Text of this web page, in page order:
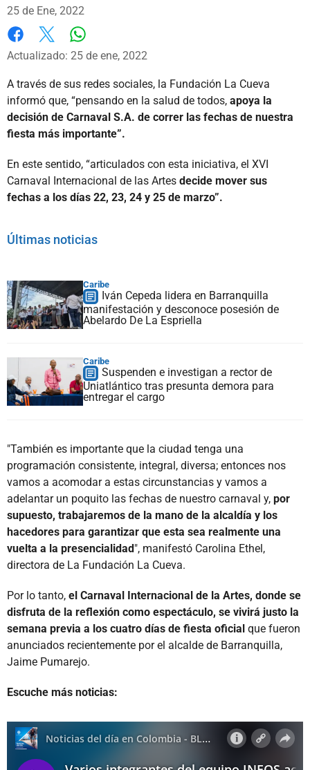
25 de Ene, 2022
Facebook
X
Actualizado: 25 de ene, 2022
A través de sus redes sociales, la Fundación La Cueva
informó que, “pensando en la salud de todos, apoya la
decisión de Carnaval S.A. de correr las fechas de nuestra
fiesta más importante”.
En este sentido, “articulados con esta iniciativa, el XVI
Carnaval Internacional de las Artes decide mover sus
fechas a los días 22, 23, 24 y 25 de marzo”.
Últimas noticias
Caribe
Iván Cepeda lidera en Barranquilla
manifestación y desconoce posesión de
Abelardo De La Espriella
Caribe
Suspenden e investigan a rector de
Uniatlántico tras presunta demora para
entregar el cargo
"También es importante que la ciudad tenga una
programación consistente, integral, diversa; entonces nos
vamos a acomodar a estas circunstancias y vamos a
adelantar un poquito las fechas de nuestro carnaval y, por
supuesto, trabajaremos de la mano de la alcaldía y los
hacedores para garantizar que esta sea realmente una
vuelta a la presencialidad", manifestó Carolina Ethel,
directora de La Fundación La Cueva.
Por lo tanto, el Carnaval Internacional de la Artes, donde se
disfruta de la reflexión como espectáculo, se vivirá justo la
semana previa a los cuatro días de fiesta oficial que fueron
anunciados recientemente por el alcalde de Barranquilla,
Jaime Pumarejo.
Escuche más noticias: